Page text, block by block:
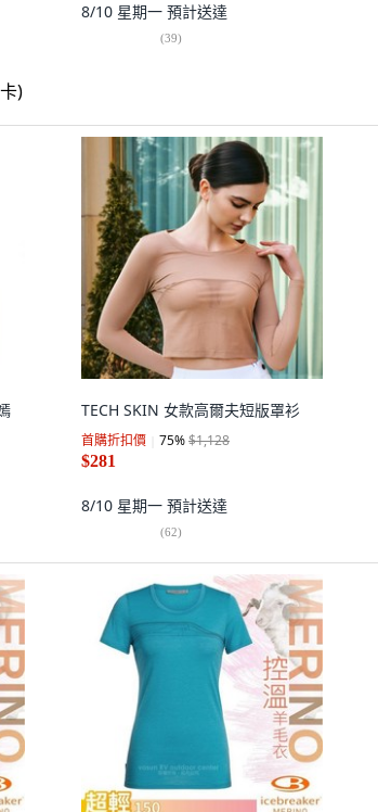
8/10 星期一 預計送達
(39)
TECH SKIN 女款高爾夫短版罩衫
首購折扣價 75%$1,128
$281
8/10 星期一 預計送達
(62)